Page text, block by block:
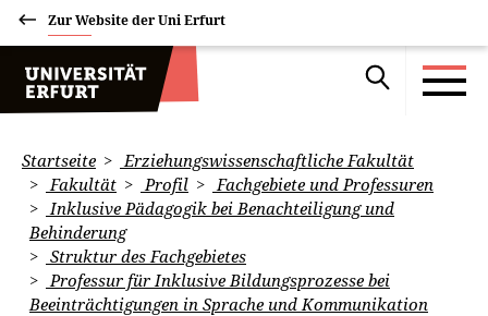
Zur Website der Uni Erfurt
Startseite
Erziehungswissenschaftliche Fakultät
Fakultät
Profil
Fachgebiete und Professuren
Inklusive Pädagogik bei Benachteiligung und
Behinderung
Struktur des Fachgebietes
Professur für Inklusive Bildungsprozesse bei
Beeinträchtigungen in Sprache und Kommunikation